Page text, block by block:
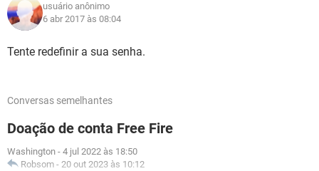
usuário anônimo
6 abr 2017 às 08:04
Tente redefinir a sua senha.
Conversas semelhantes
Doação de conta Free Fire
Washington - 4 jul 2022 às 18:50
Robsom - 20 out 2023 às 10:12